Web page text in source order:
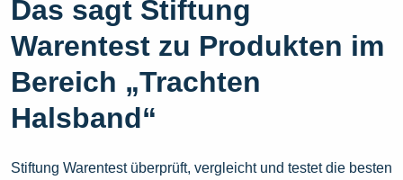
Das sagt Stiftung
Warentest zu Produkten im
Bereich „Trachten
Halsband“
Stiftung Warentest überprüft, vergleicht und testet die besten